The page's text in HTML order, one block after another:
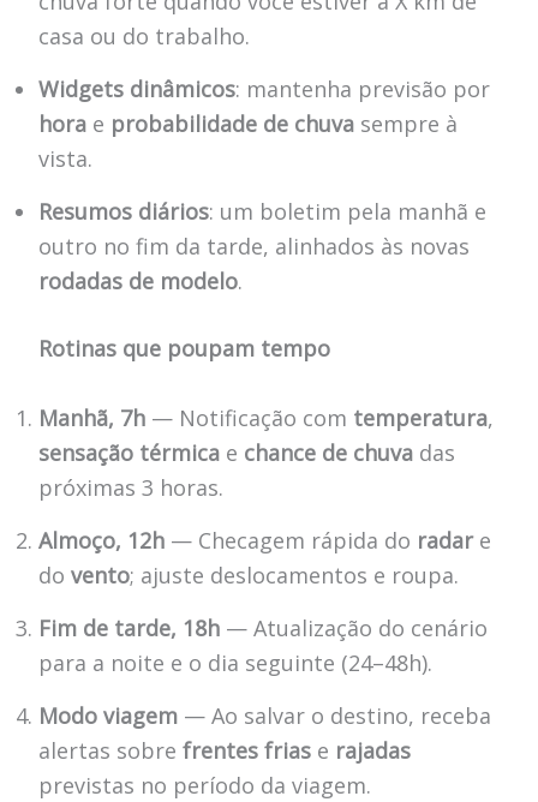
casa ou do trabalho.
Widgets dinâmicos: mantenha previsão por
horae probabilidade de chuvasempre à
vista.
Resumos diários: um boletim pela manhã e
outro no fim da tarde, alinhados às novas
rodadas de modelo.
Rotinas que poupam tempo
Manhã, 7h— Notificação com temperatura,
sensação térmicae chance de chuvadas
próximas 3 horas.
Almoço, 12h— Checagem rápida do radare
do vento; ajuste deslocamentos e roupa.
Fim de tarde, 18h— Atualização do cenário
para a noite e o dia seguinte (24–48h).
Modo viagem— Ao salvar o destino, receba
alertas sobre frentes friase rajadas
previstas no período da viagem.